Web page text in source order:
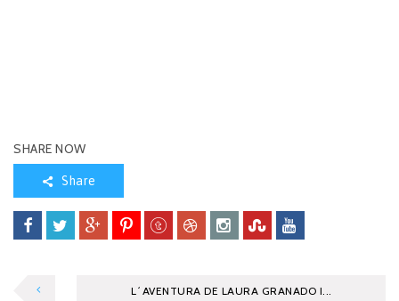
SHARE NOW
Share
L´AVENTURA DE LAURA GRANADO I...